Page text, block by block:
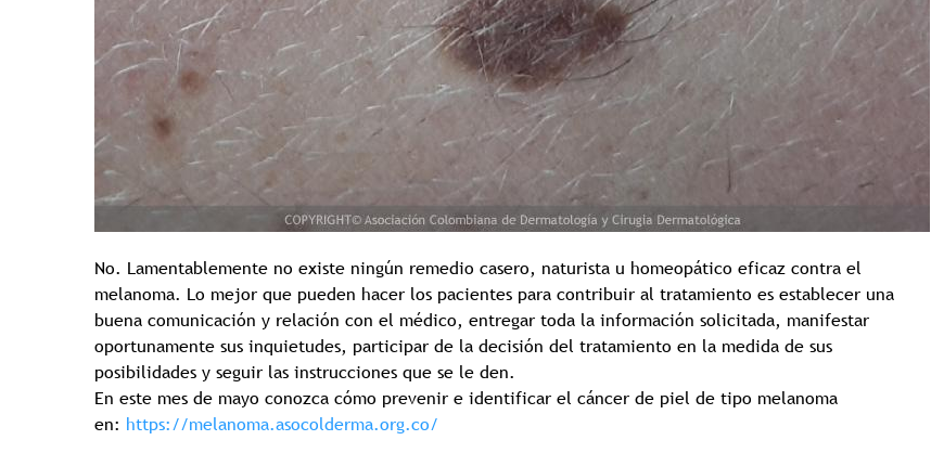
No. Lamentablemente no existe ningún remedio casero, naturista u homeopático eficaz contra el
melanoma. Lo mejor que pueden hacer los pacientes para contribuir al tratamiento es establecer una
buena comunicación y relación con el médico, entregar toda la información solicitada, manifestar
oportunamente sus inquietudes, participar de la decisión del tratamiento en la medida de sus
posibilidades y seguir las instrucciones que se le den.
En este mes de mayo conozca cómo prevenir e identificar el cáncer de piel de tipo melanoma
en: https://melanoma.asocolderma.org.co/
Tricología: Expertos en
salud capilar
Tags:Tricologia